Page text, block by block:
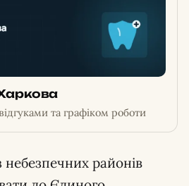
та графіком роботи
небезпечних районів